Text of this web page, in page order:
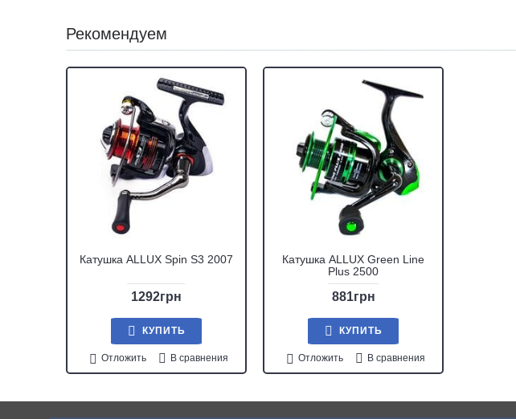
Рекомендуем
Катушка ALLUX Spin S3 2007
1292грн
КУПИТЬ
Отложить В сравнения
Катушка ALLUX Green Line
Plus 2500
881грн
КУПИТЬ
Отложить В сравнения